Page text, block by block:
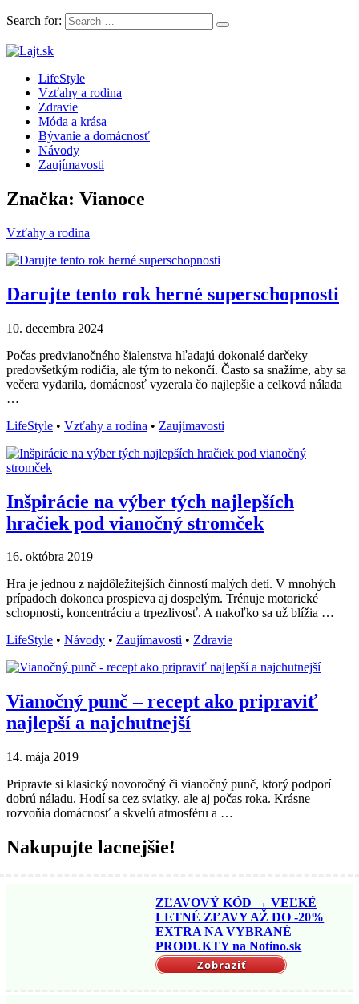
Search for:
Lajt.sk
LifeStyle magazín plný článkov, rád a inšpirácii
LifeStyle
Vzťahy a rodina
Zdravie
Móda a krása
Bývanie a domácnosť
Návody
Zaujímavosti
Značka: Vianoce
Vzťahy a rodina
Darujte tento rok herné superschopnosti
10. decembra 2024
Počas predvianočného šialenstva hľadajú dokonalé darčeky
predovšetkým rodičia, ale tým to nekončí. Často sa snažíme, aby sa
večera vydarila, domácnosť vyzerala čo najlepšie a celková nálada
…
LifeStyle • Vzťahy a rodina • Zaujímavosti
Inšpirácie na výber tých najlepších
hračiek pod vianočný stromček
16. októbra 2019
Hra je jednou z najdôležitejších činností malých detí. V mnohých
prípadoch dokonca prospieva aj dospelým. Trénuje motorické
schopnosti, koncentráciu a trpezlivosť. A nakoľko sa už blížia …
LifeStyle • Návody • Zaujímavosti • Zdravie
Vianočný punč – recept ako pripraviť
najlepší a najchutnejší
14. mája 2019
Pripravte si klasický novoročný či vianočný punč, ktorý podporí
dobrú náladu. Hodí sa cez sviatky, ale aj počas roka. Krásne
rozvoňia domácnosť a skvelú atmosféru a …
Nakupujte lacnejšie!
ZĽAVOVÝ KÓD → VEĽKÉ
LETNÉ ZĽAVY AŽ DO -20%
EXTRA NA VYBRANÉ
PRODUKTY na Notino.sk
Zobraziť